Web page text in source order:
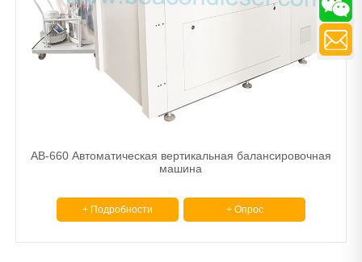
AB-660 Автоматическая вертикальная балансировочная
машина
+ Подробности + Опрос